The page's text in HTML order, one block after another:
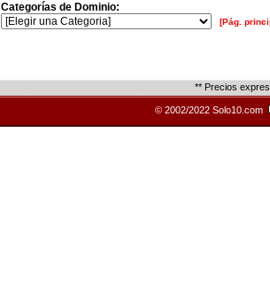
Categorías de Dominio:
[Pág.
** Precios
© 2002/2022 Solo10.com